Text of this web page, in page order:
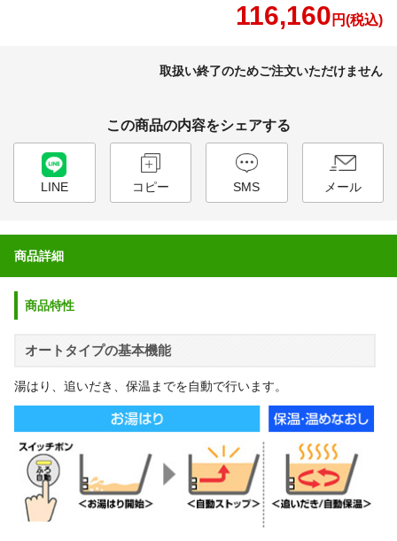
116,160 円(税込)
取扱い終了のためご注文いただけません
この商品の内容をシェアする
LINE コピー SMS メール
商品詳細
商品特性
オートタイプの基本機能
湯はり、追いだき、保温までを自動で行います。